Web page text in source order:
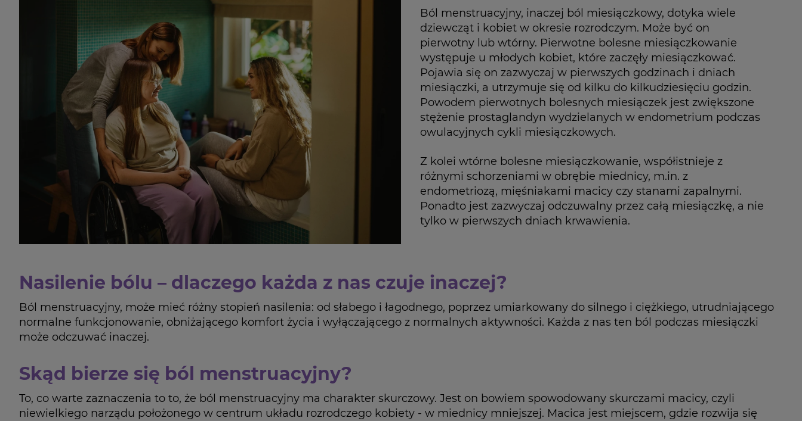
Ból menstruacyjny, inaczej ból miesiączkowy, dotyka wiele
dziewcząt i kobiet w okresie rozrodczym. Może być on
pierwotny lub wtórny. Pierwotne bolesne miesiączkowanie
występuje u młodych kobiet, które zaczęły miesiączkować.
Pojawia się on zazwyczaj w pierwszych godzinach i dniach
miesiączki, a utrzymuje się od kilku do kilkudziesięciu godzin.
Powodem pierwotnych bolesnych miesiączek jest zwiększone
stężenie prostaglandyn wydzielanych w endometrium podczas
owulacyjnych cykli miesiączkowych.
Z kolei wtórne bolesne miesiączkowanie, współistnieje z
różnymi schorzeniami w obrębie miednicy, m.in. z
endometriozą, mięśniakami macicy czy stanami zapalnymi.
Ponadto jest zazwyczaj odczuwalny przez całą miesiączkę, a nie
tylko w pierwszych dniach krwawienia.
Nasilenie bólu – dlaczego każda z nas czuje inaczej?
Ból menstruacyjny, może mieć różny stopień nasilenia: od słabego i łagodnego, poprzez umiarkowany do silnego i ciężkiego, utrudniającego
normalne funkcjonowanie, obniżającego komfort życia i wyłączającego z normalnych aktywności. Każda z nas ten ból podczas miesiączki
może odczuwać inaczej.
Skąd bierze się ból menstruacyjny?
To, co warte zaznaczenia to to, że ból menstruacyjny ma charakter skurczowy. Jest on bowiem spowodowany skurczami macicy, czyli
niewielkiego narządu położonego w centrum układu rozrodczego kobiety - w miednicy mniejszej. Macica jest miejscem, gdzie rozwija się